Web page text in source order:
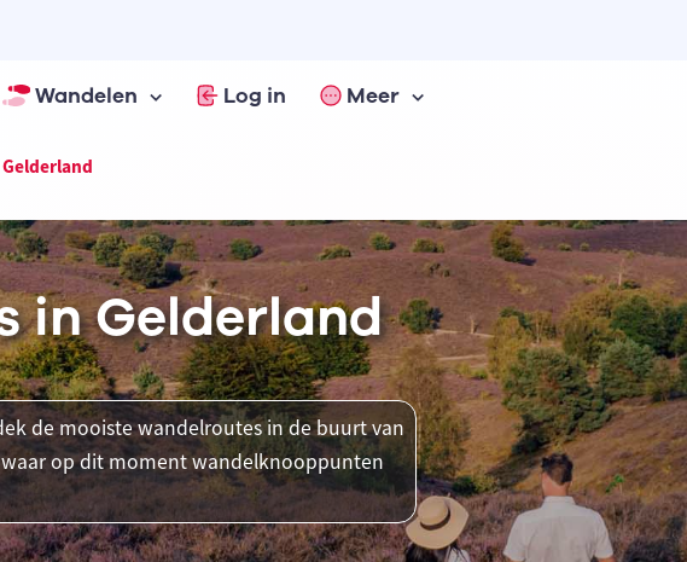
Wandelen Log in Meer
in Gelderland
de mooiste wandelroutes in de buurt van
op dit moment wandelknooppunten